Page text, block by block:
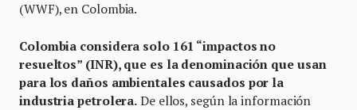
(WWF), en Colombia.
Colombia considera solo 161 “impactos no
resueltos” (INR), que es la denominación que usan
para los daños ambientales causados por la
industria petrolera. De ellos, según la información